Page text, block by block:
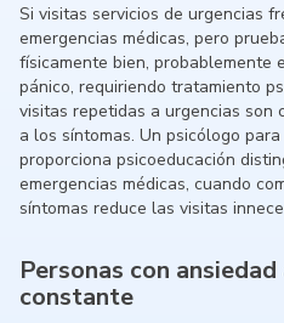
Si visitas servicios de urgencias
emergencias médicas, pero
físicamente bien, probablemente
pánico, requiriendo tratamiento
visitas repetidas a urgencias son
a los síntomas. Un psicólogo
proporciona psicoeducación
emergencias médicas, cuando
síntomas reduce las visitas
Personas con
constante